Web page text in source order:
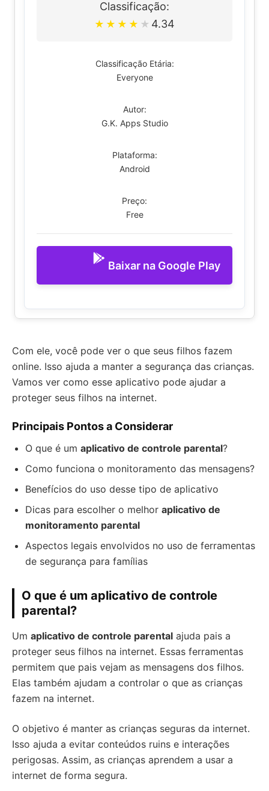
Classificação:
★ ★ ★ ★ ★ 4.34
Classificação Etária:
Everyone
Autor:
G.K. Apps Studio
Plataforma:
Android
Preço:
Free
Baixar na Google Play
Com ele, você pode ver o que seus filhos fazem
online. Isso ajuda a manter a segurança das crianças.
Vamos ver como esse aplicativo pode ajudar a
proteger seus filhos na internet.
Principais Pontos a Considerar
O que é um aplicativo de controle parental?
Como funciona o monitoramento das mensagens?
Benefícios do uso desse tipo de aplicativo
Dicas para escolher o melhor aplicativo de
monitoramento parental
Aspectos legais envolvidos no uso de ferramentas
de segurança para famílias
O que é um aplicativo de controle
parental?
Um aplicativo de controle parental ajuda pais a
proteger seus filhos na internet. Essas ferramentas
permitem que pais vejam as mensagens dos filhos.
Elas também ajudam a controlar o que as crianças
fazem na internet.
O objetivo é manter as crianças seguras da internet.
Isso ajuda a evitar conteúdos ruins e interações
perigosas. Assim, as crianças aprendem a usar a
internet de forma segura.